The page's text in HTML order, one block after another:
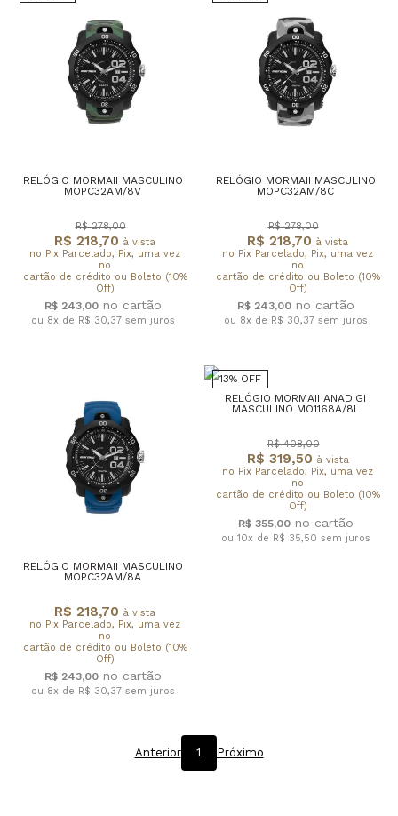
RELÓGIO MORMAII MASCULINO
MOPC32AM/8V
R$ 218,70 à vista
no Pix Parcelado, Pix, uma vez
no
cartão de crédito ou Boleto (10%
Off)
R$ 278,00
R$ 243,00
ou 8x de R$ 30,37 sem juros
RELÓGIO MORMAII MASCULINO
MOPC32AM/8C
R$ 218,70 à vista
no Pix Parcelado, Pix, uma vez
no
cartão de crédito ou Boleto (10%
Off)
R$ 278,00
R$ 243,00
ou 8x de R$ 30,37 sem juros
RELÓGIO MORMAII MASCULINO
MOPC32AM/8A
R$ 218,70 à vista
no Pix Parcelado, Pix, uma vez
no
cartão de crédito ou Boleto (10%
Off)
R$ 243,00
ou 8x de R$ 30,37 sem juros
13% OFF
RELÓGIO MORMAII ANADIGI
MASCULINO MO1168A/8L
R$ 319,50 à vista
no Pix Parcelado, Pix, uma vez
no
cartão de crédito ou Boleto (10%
Off)
R$ 408,00
R$ 355,00
ou 10x de R$ 35,50 sem juros
Anterior 1 Próximo